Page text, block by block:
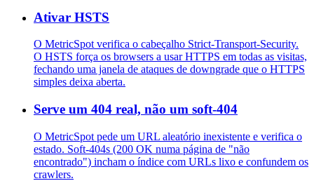
Ativar HSTS
O MetricSpot verifica o cabeçalho Strict-Transport-Security.
O HSTS força os browsers a usar HTTPS em todas as visitas,
fechando uma janela de ataques de downgrade que o HTTPS
simples deixa aberta.
Serve um 404 real, não um soft-404
O MetricSpot pede um URL aleatório inexistente e verifica o
estado. Soft-404s (200 OK numa página de "não
encontrado") incham o índice com URLs lixo e confundem os
crawlers.